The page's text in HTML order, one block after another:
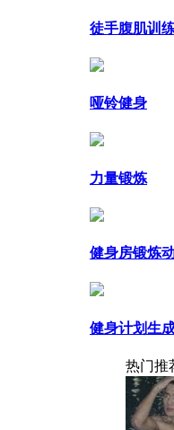
徒手腹肌训
哑铃健身
力量锻炼
健身房锻炼
健身计划生
热门推